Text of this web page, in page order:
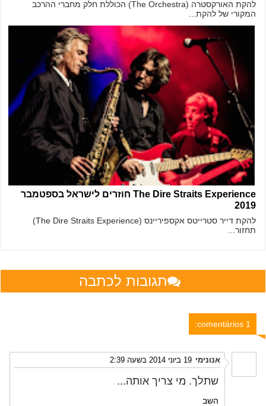
להקת האורקסטרה (The Orchestra) הכוללת חלק מחברי ההרכב
המקורי של להקת...
The Dire Straits Experience חוזרים לישראל בספטמבר
2019
להקת דייר סטרייטס אקספיריינס (The Dire Straits Experience)
תחזור...
תגובות לכתבה
1 comentários:
אנונימי 19 ביוני 2014 בשעה 2:39
שתלך. מי צריך אותה...
השב